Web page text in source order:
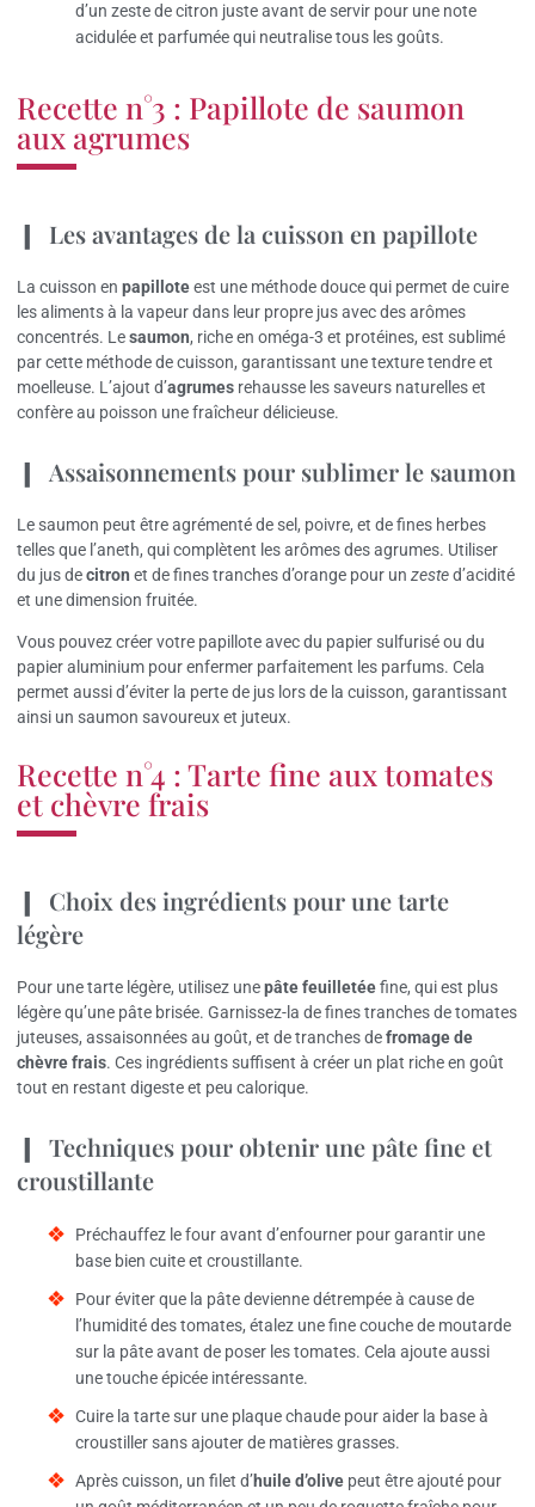
d’un zeste de citron juste avant de servir pour une note
acidulée et parfumée qui neutralise tous les goûts.
Recette n°3 : Papillote de saumon
aux agrumes
Les avantages de la cuisson en papillote
La cuisson en papilloteest une méthode douce qui permet de cuire
les aliments à la vapeur dans leur propre jus avec des arômes
concentrés. Lesaumon, riche en oméga-3 et protéines, est sublimé
par cette méthode de cuisson, garantissant une texture tendre et
moelleuse. L’ajout d’agrumes rehausse les saveurs naturelles et
confère au poisson une fraîcheur délicieuse.
Assaisonnements pour sublimer le saumon
Le saumon peut être agrémenté de sel, poivre, et de fines herbes
telles que l’aneth, qui complètent les arômes des agrumes. Utiliser
du jus decitron et de fines tranches d’orange pour un zested’acidité
et une dimension fruitée.
Vous pouvez créer votre papillote avec du papier sulfurisé ou du
papier aluminium pour enfermer parfaitement les parfums. Cela
permet aussi d’éviter la perte de jus lors de la cuisson, garantissant
ainsi un saumon savoureux et juteux.
Recette n°4 : Tarte fine aux tomates
et chèvre frais
Choix des ingrédients pour une tarte
légère
Pour une tarte légère, utilisez unepâte feuilletéefine, qui est plus
légère qu’une pâte brisée. Garnissez-la de fines tranches de tomates
juteuses, assaisonnées au goût, et de tranches defromage de
chèvre frais. Ces ingrédients suffisent à créer un plat riche en goût
tout en restant digeste et peu calorique.
Techniques pour obtenir une pâte fine et
croustillante
Préchauffez le four avant d’enfourner pour garantir une
base bien cuite et croustillante.
Pour éviter que la pâte devienne détrempée à cause de
l’humidité des tomates, étalez une fine couche de moutarde
sur la pâte avant de poser les tomates. Cela ajoute aussi
une touche épicée intéressante.
Cuire la tarte sur une plaque chaude pour aider la base à
croustiller sans ajouter de matières grasses.
Après cuisson, un filet d’huile d’olive peut être ajouté pour